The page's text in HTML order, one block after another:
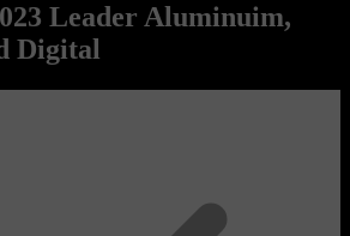
Leader Aluminuim,
Digital